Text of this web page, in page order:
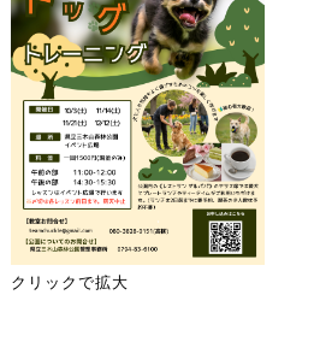
クリックで拡大